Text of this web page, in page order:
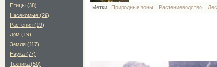
Птицы (38)
Насекомые (26)
Растения (19)
Дом (19)
Земля (117)
Наука (77)
Техника (50)
Метки: Природные зоны Растениеводство